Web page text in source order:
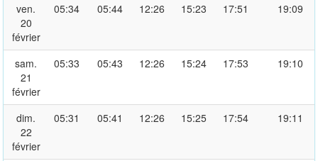
ven.
20
février
05:34 05:44 12:26 15:23 17:51 19:09
sam.
21
février
05:33 05:43 12:26 15:24 17:53 19:10
dim.
22
février
05:31 05:41 12:26 15:25 17:54 19:11